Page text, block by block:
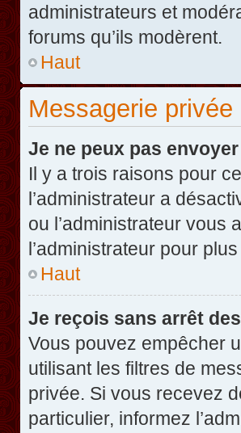
administrateurs et
forums qu’ils modèrent.
Haut
Messagerie privée
Je ne peux pas
Il y a trois raisons pour
l’administrateur a
ou l’administrateur vous
l’administrateur pour
Haut
Je reçois sans arrêt
Vous pouvez empêcher
utilisant les filtres de
privée. Si vous recevez
particulier, informez